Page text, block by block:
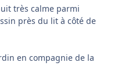
très calme parmi
près du lit à côté de
en compagnie de la